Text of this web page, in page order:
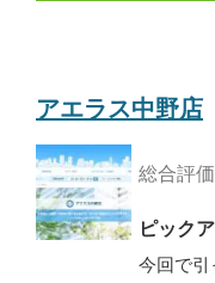
アエラス中野店
総合評価
ピック
今回で引